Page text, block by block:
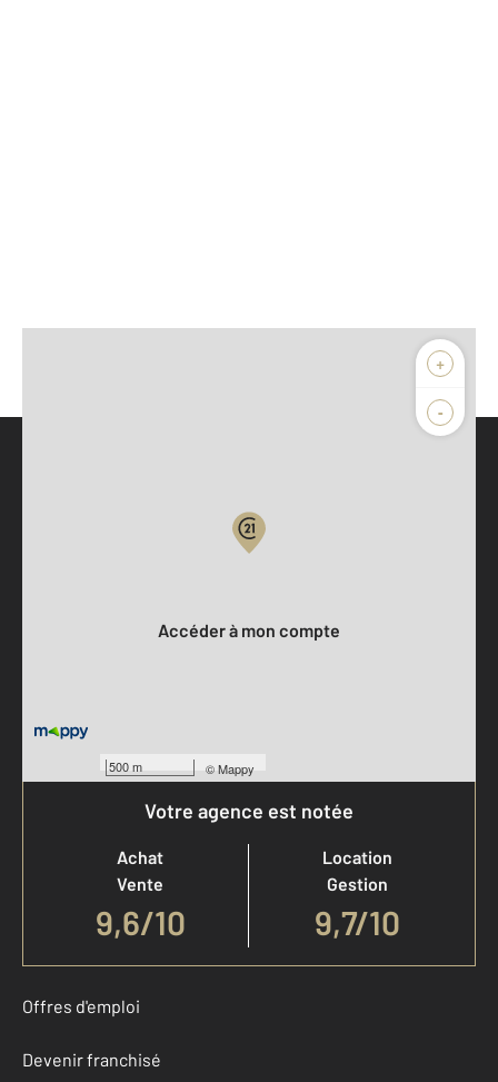
+
-
500 m ©Mappy
Accéder à mon compte
Votre agence est notée
Achat
Vente
9,6/10
Location
Gestion
9,7/10
Offres d'emploi
Devenir franchisé